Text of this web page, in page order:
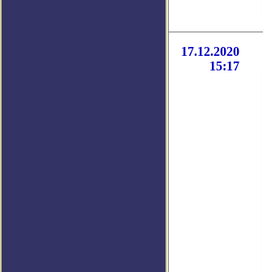
17.12.2020
15:17